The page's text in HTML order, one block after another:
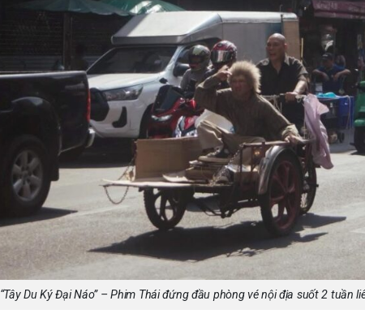
“Tây Du Ký Đại Náo” – Phim Thái đứng đầu phòng vé nội địa suốt 2 tuần